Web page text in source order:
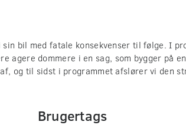
bil med fatale konsekvenser til følge. I
agere dommere i en sag, som bygger på
og til sidst i programmet afslører vi den
Brugertags